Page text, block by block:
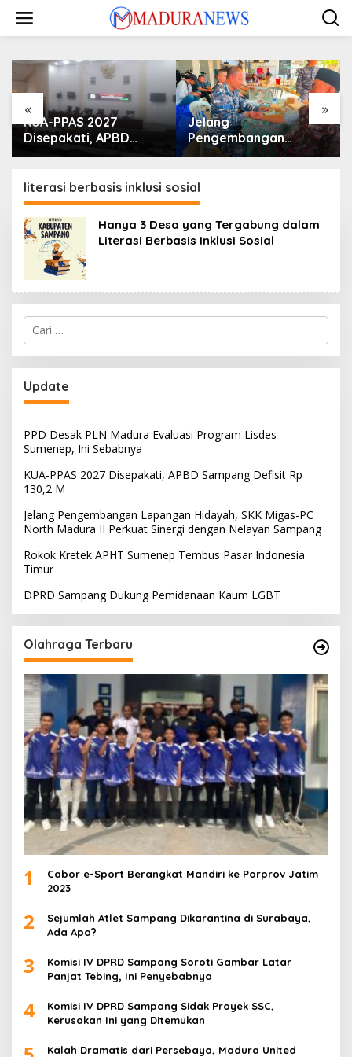
konten
« »
KUA-PPAS 2027
Disepakati, APBD
Sampang Defisit Rp
Jelang
Pengembangan
Lapangan Hidayah,
Madura II Perkuat
Sinergi dengan
Nelayan Sampang
literasi berbasis inklusi sosial
Hanya 3 Desa yang Tergabung dalam
Literasi Berbasis Inklusi Sosial
Cari
untuk:
Update
PPD Desak PLN Madura Evaluasi Program Lisdes
Sumenep, Ini Sebabnya
KUA-PPAS 2027 Disepakati, APBD Sampang Defisit Rp
130,2 M
Jelang Pengembangan Lapangan Hidayah, SKK Migas-PC
North Madura II Perkuat Sinergi dengan Nelayan Sampang
Rokok Kretek APHT Sumenep Tembus Pasar Indonesia
Timur
DPRD Sampang Dukung Pemidanaan Kaum LGBT
Olahraga Terbaru
1
Cabor e-Sport Berangkat Mandiri ke Porprov Jatim
2023
2
Sejumlah Atlet Sampang Dikarantina di Surabaya,
Ada Apa?
3
Komisi IV DPRD Sampang Soroti Gambar Latar
Panjat Tebing, Ini Penyebabnya
4
Komisi IV DPRD Sampang Sidak Proyek SSC,
Kerusakan Ini yang Ditemukan
Kalah Dramatis dari Persebaya, Madura United